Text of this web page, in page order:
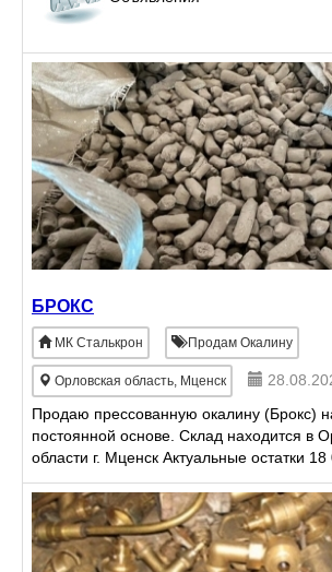
БРОКС
МК Сталькрон Продам Окалину
Орловская область, Мценск
Продаю прессованную окалину (Брокс)
постоянной основе. Склад находится в
области г. Мценск Актуальные остатки 18
которые постоянно пополняются.